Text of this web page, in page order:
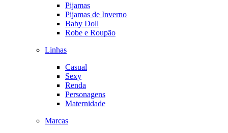
Pijamas
Pijamas de Inverno
Baby Doll
Robe e Roupão
Linhas
Casual
Sexy
Renda
Personagens
Maternidade
Marcas